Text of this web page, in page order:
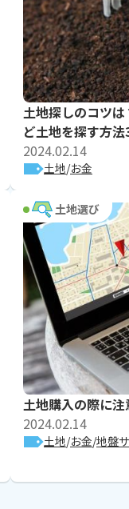
土地探しのコツ
ど土地を探す方法
2024.02.14
土地 お金
土地選び
土地購入の際に注
2024.02.14
土地 お金 地盤